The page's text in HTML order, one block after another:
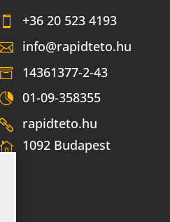
+36 20 523 4193
info@rapidteto.hu
14361377-2-43
01-09-358355
rapidteto.hu
1092 Budapest